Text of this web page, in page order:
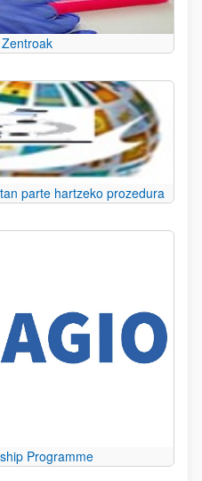
parte hartzeko prozedura
Programme